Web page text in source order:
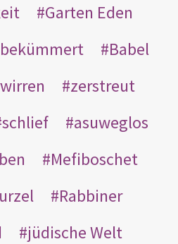
Garten Eden
bekümmert
Babel
zerstreut
schlief
asuweglos
Mefiboschet
Rabbiner
jüdische Welt